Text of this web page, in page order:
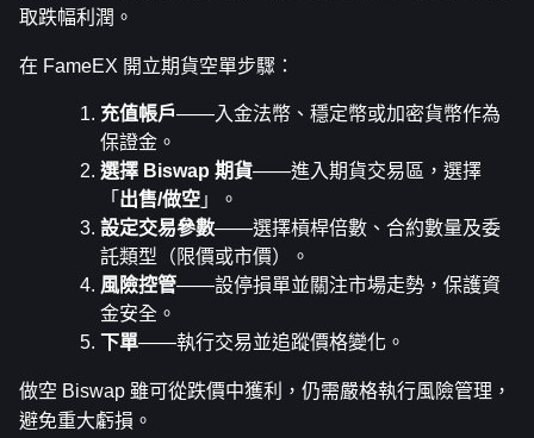
取跌幅利潤。
在 FameEX 開立期貨空單步驟：
充值帳戶——入金法幣、穩定幣或加密貨幣作為
保證金。
選擇 Biswap 期貨——進入期貨交易區，選擇
「 出售/做空 」。
設定交易參數——選擇槓桿倍數、合約數量及委
託類型（限價或市價）。
風險控管——設停損單並關注市場走勢，保護資
金安全。
下單——執行交易並追蹤價格變化。
做空 Biswap 雖可從跌價中獲利，仍需嚴格執行風險管理，
避免重大虧損。